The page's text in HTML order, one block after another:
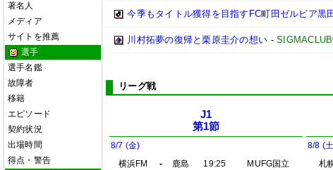
著名人
メディア
サイトを推薦
選手
選手名鑑
故障者
移籍
エピソード
契約状況
出場時間
得点・警告
今季もタイトル獲得を目指すFC町田ゼルビア黒
川村拓夢の復帰と栗原圭介の想い -
リーグ戦
J1
第1節
8/7 (金)
横浜FM
- 鹿島 19:25
MUFG国立
8/8 (
札